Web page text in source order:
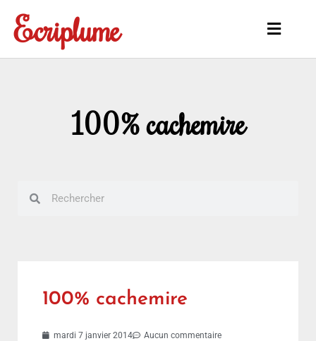
contenu
Ecriplume
Main
100% cachemire
100% cachemire
mardi 7 janvier 2014 Aucun commentaire